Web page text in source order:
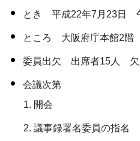
とき 平成22年7月23日
ところ 大阪府庁本館2階
委員出欠 出席者15人 欠
会議次第
開会
議事録署名委員の指名